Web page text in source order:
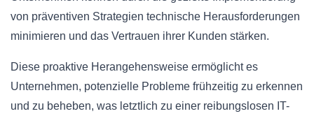
von präventiven Strategien technische Herausforderungen
minimieren und das Vertrauen ihrer Kunden stärken.
Diese proaktive Herangehensweise ermöglicht es
Unternehmen, potenzielle Probleme frühzeitig zu erkennen
und zu beheben, was letztlich zu einer reibungslosen IT-